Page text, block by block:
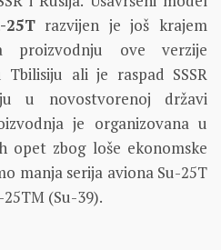
25Trazvijen je još krajem
proizvodnju ove verzije
ali je raspad SSSR
u novostvorenoj državi
je organizovana u
opet zbog loše ekonomske
manja serija aviona Su-25T
(Su-39).